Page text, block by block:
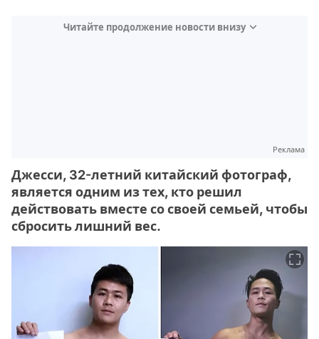
Читайте продолжение новости внизу
Реклама
Джесси, 32-летний китайский фотограф,
является одним из тех, кто решил
действовать вместе со своей семьей, чтобы
сбросить лишний вес.